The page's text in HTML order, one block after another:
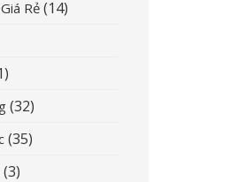
Rẻ (14)
(32)
(35)
(3)